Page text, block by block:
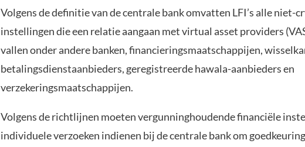
Volgens de definitie van de centrale bank omvatten LFI’s alle niet-
instellingen die een relatie aangaan met virtual asset providers
vallen onder andere banken, financieringsmaatschappijen,
betalingsdienstaanbieders, geregistreerde hawala-aanbieders en
verzekeringsmaatschappijen.
Volgens de richtlijnen moeten vergunninghoudende financiële
individuele verzoeken indienen bij de centrale bank om